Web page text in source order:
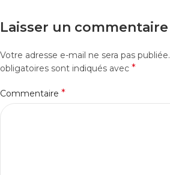
Laisser un commentaire
Votre adresse e-mail ne sera pas publiée.
obligatoires sont indiqués avec *
Commentaire *